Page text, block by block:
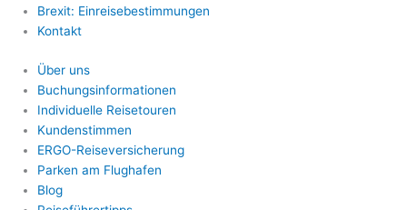
Brexit: Einreisebestimmungen
Kontakt
Über uns
Buchungsinformationen
Individuelle Reisetouren
Kundenstimmen
ERGO-Reiseversicherung
Parken am Flughafen
Blog